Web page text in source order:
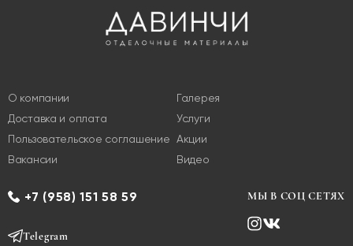
О компании
Доставка и оплата
Пользовательское соглашение
Вакансии
Галерея
Услуги
Акции
Видео
+7 (958) 151 58 59
Telegram
МЫ В СОЦ СЕТЯХ